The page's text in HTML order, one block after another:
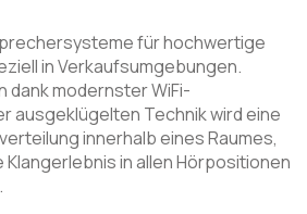
für hochwertige
in Verkaufsumgebungen.
dank modernster WiFi-
ausgeklügelten Technik wird eine
innerhalb eines Raumes,
Klangerlebnis in allen Hörpositionen